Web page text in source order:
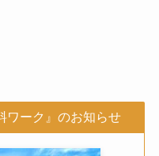
ワーク』のお知らせ